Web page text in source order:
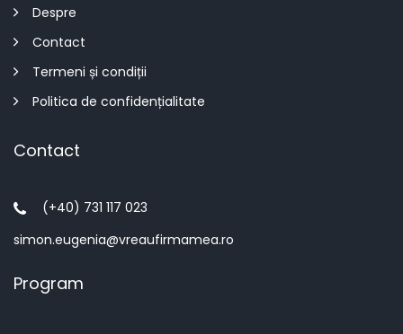
Despre
Contact
Termeni și condiții
Politica de confidențialitate
Contact
(+40) 731 117 023
simon.eugenia@vreaufirmamea.ro
Program